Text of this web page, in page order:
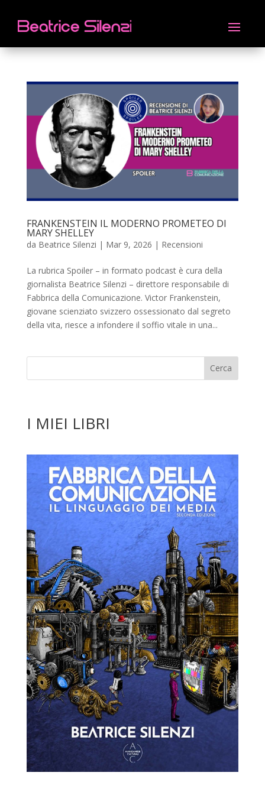
FRANKENSTEIN IL MODERNO PROMETEO DI
MARY SHELLEY
da Beatrice Silenzi | Mar 9, 2026 | Recensioni
La rubrica Spoiler – in formato podcast è cura della
giornalista Beatrice Silenzi – direttore responsabile di
Fabbrica della Comunicazione. Victor Frankenstein,
giovane scienziato svizzero ossessionato dal segreto
della vita, riesce a infondere il soffio vitale in una...
I MIEI LIBRI